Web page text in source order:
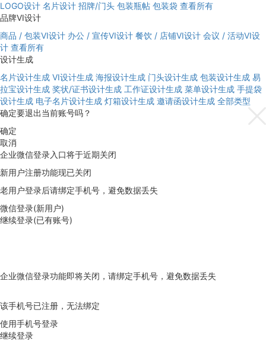
LOGO设计 名片设计 招牌/门头 包装瓶帖 包装袋 查看所有
品牌VI设计
商品 / 包装VI设计 办公 / 宣传VI设计 餐饮 / 店铺VI设计 会议 / 活动VI设
计 查看所有
设计生成
名片设计生成 VI设计生成 海报设计生成 门头设计生成 包装设计生成 易
拉宝设计生成 奖状/证书设计生成 工作证设计生成 菜单设计生成 手提袋
设计生成 电子名片设计生成 灯箱设计生成 邀请函设计生成 全部类型
确定要退出当前账号吗？
确定
取消
企业微信登录入口将于近期关闭
新用户注册功能现已关闭
老用户登录后请绑定手机号，避免数据丢失
微信登录(新用户)
继续登录(已有账号)
企业微信登录功能即将关闭，请绑定手机号，避免数据丢失
该手机号已注册，无法绑定
使用手机号登录
继续登录